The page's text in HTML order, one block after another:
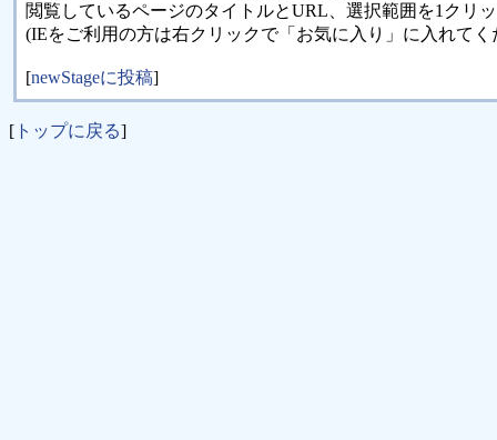
閲覧しているページのタイトルとURL、選択範囲を1クリ
(IEをご利用の方は右クリックで「お気に入り」に入れてく
[newStageに投稿]
[ トップに戻る]